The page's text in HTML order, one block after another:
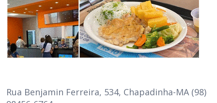
Rua Benjamin Ferreira, 534, Chapadinha-MA (98)